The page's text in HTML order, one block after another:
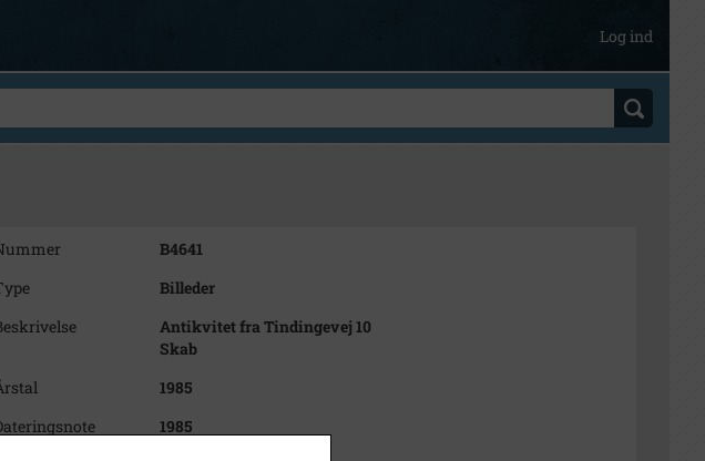
Log ind
B4641
Billeder
Antikvitet fra Tindingevej 10
Skab
1985
1985